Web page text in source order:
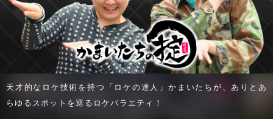
天才的なロケ技術を持つ「ロケの達人」かまいたちが、ありとあ
らゆるスポットを巡るロケバラエティ！